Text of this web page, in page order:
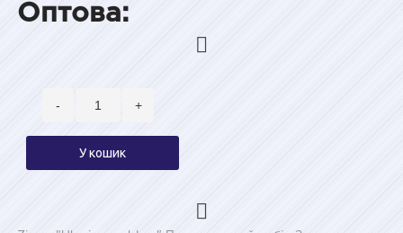
Оптова:
- +
У кошик